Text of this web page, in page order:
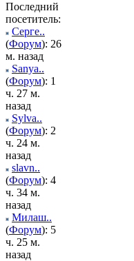
Последний
посетитель:
Серге..
(Форум): 26
м. назад
Sanya..
(Форум): 1
ч. 27 м.
назад
Sylva..
(Форум): 2
ч. 24 м.
назад
slavn..
(Форум): 4
ч. 34 м.
назад
Милаш..
(Форум): 5
ч. 25 м.
назад